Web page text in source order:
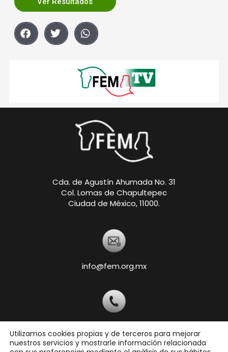
Cda. de Agustín Ahumada No. 31
Col. Lomas de Chapultepec
Ciudad de México, 11000.
info@fem.org.mx
Utilizamos cookies propias y de terceros para mejorar
nuestros servicios y mostrarle información relacionada